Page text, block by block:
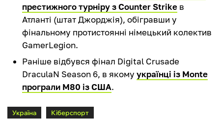
престижного турніру з Counter Strike в
Атланті (штат Джорджія), обігравши у
фінальному протистоянні німецький колектив
GamerLegion.
Раніше відбувся фінал Digital Crusade
DraculaN Season 6, в якому українці із Monte
програли М80 із США.
Україна Кіберспорт